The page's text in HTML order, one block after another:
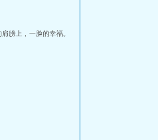
膀上，一脸的幸福。